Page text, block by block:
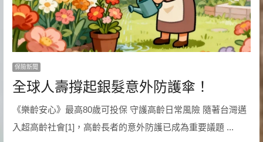
保險新聞
全球人壽撐起銀髮意外防護傘！
《樂齡安心》最高80歲可投保 守護高齡日常風險 隨著台灣邁
入超高齡社會[1]，高齡長者的意外防護已成為重要議題 ...